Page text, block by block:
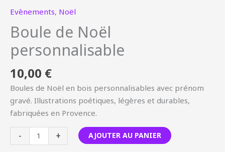
Evènements, Noël
Boule de Noël
personnalisable
10,00 €
Boules de Noël en bois personnalisables avec prénom
gravé. Illustrations poétiques, légères et durables,
fabriquées en Provence.
-
personnalisable
+ AJOUTER AU PANIER